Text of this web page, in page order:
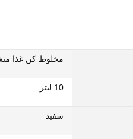
مخلوط کن غذا
10 لیتر
سفید